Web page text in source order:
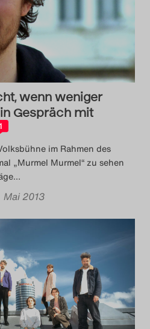
Blog
Blog
Blog
Blog
Blog
2018
Blog
Alumni
wenn weniger
Gespräch mit
1
im Rahmen des
„Murmel Murmel“ zu sehen
…
Mai 2013